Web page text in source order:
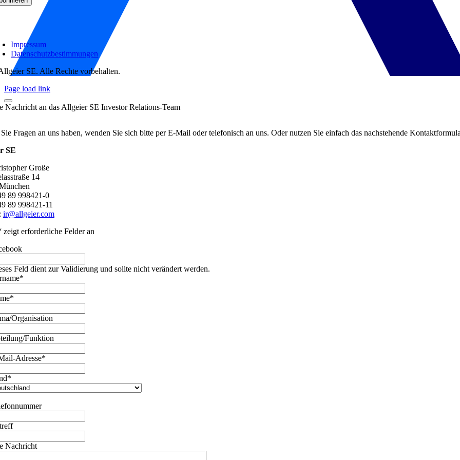
Impressum
Datenschutzbestimmungen
SE. Alle Rechte vorbehalten.
Page load link
Nachricht an das Allgeier SE Investor Relations-Team
Fragen an uns haben, wenden Sie sich bitte per E-Mail oder telefonisch an uns. Oder nutzen Sie einfach das nachstehende
SE
Große
14
89 998421-0
89 998421-11
ir@allgeier.com
zeigt erforderliche Felder an
Feld dient zur Validierung und sollte nicht verändert werden.
*
*
Organisation
Funktion
Adresse*
*
Nachricht